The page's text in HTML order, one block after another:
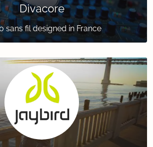
Divacore
sans fil designed in France